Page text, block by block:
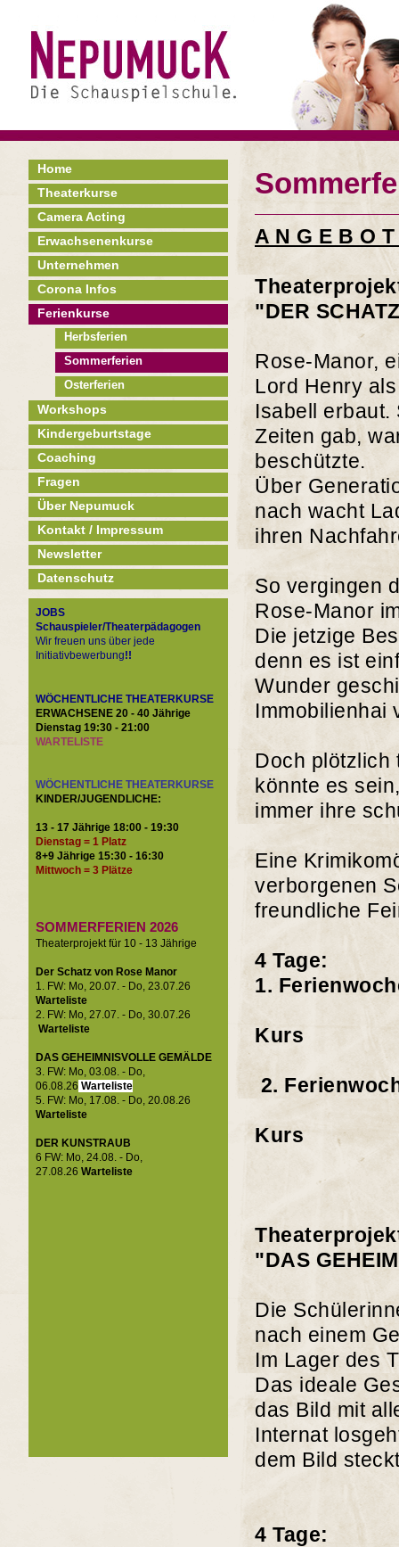
Home
Theaterkurse
Camera Acting
Erwachsenenkurse
Unternehmen
Corona Infos
Ferienkurse
Herbsferien
Sommerferien
Osterferien
Workshops
Kindergeburtstage
Coaching
Fragen
Über Nepumuck
Kontakt / Impressum
Newsletter
Datenschutz
JOBS
Schauspieler/Theaterpädagogen
Wir freuen uns über jede
Initiativbewerbung!!
WÖCHENTLICHE THEATERKURSE
ERWACHSENE 20 - 40 Jährige
Dienstag 19:30 - 21:00
WARTELISTE
WÖCHENTLICHE THEATERKURSE
KINDER/JUGENDLICHE:
13 - 17 Jährige 18:00 - 19:30
Dienstag = 1 Platz
8+9 Jährige 15:30 - 16:30
Mittwoch = 3 Plätze
SOMMERFERIEN 2026
Theaterprojekt für 10 - 13 Jährige
Der Schatz von Rose Manor
1. FW: Mo, 20.07. - Do, 23.07.26
Warteliste
2. FW: Mo, 27.07. - Do, 30.07.26
Warteliste
DAS GEHEIMNISVOLLE GEMÄLDE
3. FW: Mo, 03.08. - Do,
06.08.26 Warteliste
5. FW: Mo, 17.08. - Do, 20.08.26
Warteliste
DER KUNSTRAUB
6 FW: Mo, 24.08. - Do,
27.08.26 Warteliste
A N G E B O
"DER
Rose-Manor,
Lord Henry
Isabell erbaut.
Zeiten gab,
beschützte.
Über
nach wacht
ihren
So vergingen
Rose-Manor
Die jetzige
denn es ist
Wunder
Immobilienhai
Doch plötzlich
könnte es
immer ihre
Eine
verborgenen
freundliche
4 Tage:
1.
10:00
Kurs
2.
10:00
Kurs
"DAS
Die
nach einem
Im Lager des
Das ideale
das Bild mit
Internat
dem Bild
4 Tage: